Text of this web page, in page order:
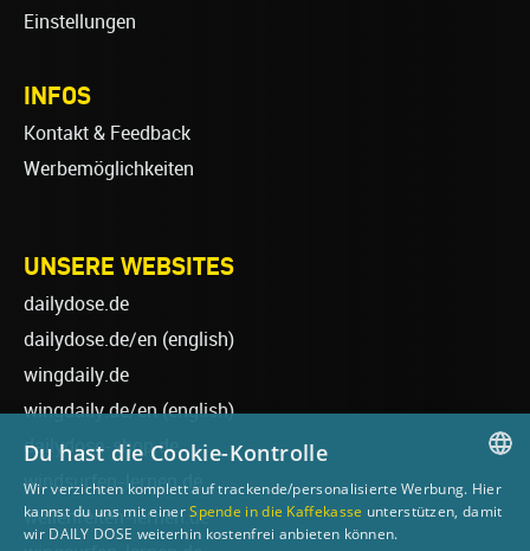
Einstellungen
INFOS
Kontakt & Feedback
Werbemöglichkeiten
UNSERE WEBSITES
dailydose.de
dailydose.de/en (english)
wingdaily.de
wingdaily.de/en(english)
dailydose-shop.de
windsurfen-lernen.de
wellenreiten-lernen.de
GERMAN
Du hast die Cookie-Kontrolle
Wir verzichten komplett auf trackende/personalisierte Werbung. Hier
kannst du uns mit einerSpende in die Kaffekasse unterstützen, damit
wir DAILY DOSE weiterhin kostenfrei anbieten können.